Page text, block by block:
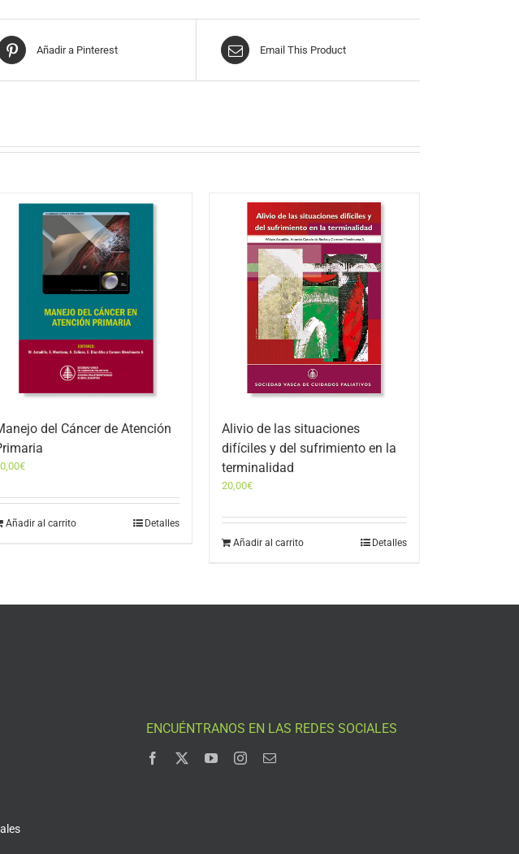
Añadir a Pinterest Email This Product
del Cáncer de Atención
€
Añadir al carrito Detalles
Alivio de las situaciones
difíciles y del sufrimiento en la
terminalidad
20,00€
Añadir al carrito Detalles
ENCUÉNTRANOS EN LAS REDES SOCIALES